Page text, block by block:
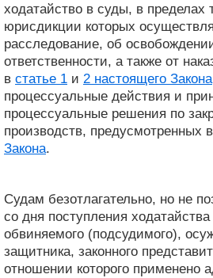
ходатайство в суды, в пределах
юрисдикции которых
расследование, об
ответственности, а также от
в статье 1 и 2 настоящего Закона
процессуальные действия и
процессуальные решения по
производств, предусмотренных в
Закона.
Судам безотлагательно, но не
со дня поступления
обвиняемого (подсудимого),
защитника, законного
отношении которого применено